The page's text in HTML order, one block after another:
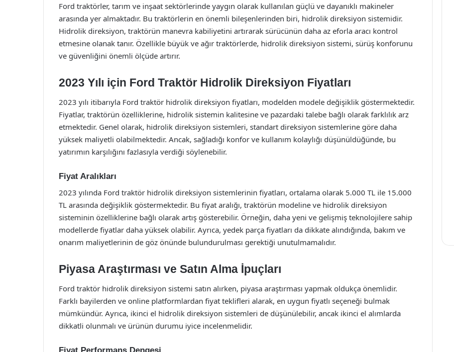
Ford traktörler, tarım ve inşaat sektörlerinde yaygın olarak kullanılan güçlü ve dayanıklı makineler
arasında yer almaktadır. Bu traktörlerin en önemli bileşenlerinden biri, hidrolik direksiyon sistemidir.
Hidrolik direksiyon, traktörün manevra kabiliyetini artırarak sürücünün daha az eforla aracı kontrol
etmesine olanak tanır. Özellikle büyük ve ağır traktörlerde, hidrolik direksiyon sistemi, sürüş konforunu
ve güvenliğini önemli ölçüde artırır.
2023 Yılı için Ford Traktör Hidrolik Direksiyon Fiyatları
2023 yılı itibarıyla Ford traktör hidrolik direksiyon fiyatları, modelden modele değişiklik göstermektedir.
Fiyatlar, traktörün özelliklerine, hidrolik sistemin kalitesine ve pazardaki talebe bağlı olarak farklılık arz
etmektedir. Genel olarak, hidrolik direksiyon sistemleri, standart direksiyon sistemlerine göre daha
yüksek maliyetli olabilmektedir. Ancak, sağladığı konfor ve kullanım kolaylığı düşünüldüğünde, bu
yatırımın karşılığını fazlasıyla verdiği söylenebilir.
Fiyat Aralıkları
2023 yılında Ford traktör hidrolik direksiyon sistemlerinin fiyatları, ortalama olarak 5.000 TL ile 15.000
TL arasında değişiklik göstermektedir. Bu fiyat aralığı, traktörün modeline ve hidrolik direksiyon
sisteminin özelliklerine bağlı olarak artış gösterebilir. Örneğin, daha yeni ve gelişmiş teknolojilere sahip
modellerde fiyatlar daha yüksek olabilir. Ayrıca, yedek parça fiyatları da dikkate alındığında, bakım ve
onarım maliyetlerinin de göz önünde bulundurulması gerektiği unutulmamalıdır.
Piyasa Araştırması ve Satın Alma İpuçları
Ford traktör hidrolik direksiyon sistemi satın alırken, piyasa araştırması yapmak oldukça önemlidir.
Farklı bayilerden ve online platformlardan fiyat teklifleri alarak, en uygun fiyatlı seçeneği bulmak
mümkündür. Ayrıca, ikinci el hidrolik direksiyon sistemleri de düşünülebilir, ancak ikinci el alımlarda
dikkatli olunmalı ve ürünün durumu iyice incelenmelidir.